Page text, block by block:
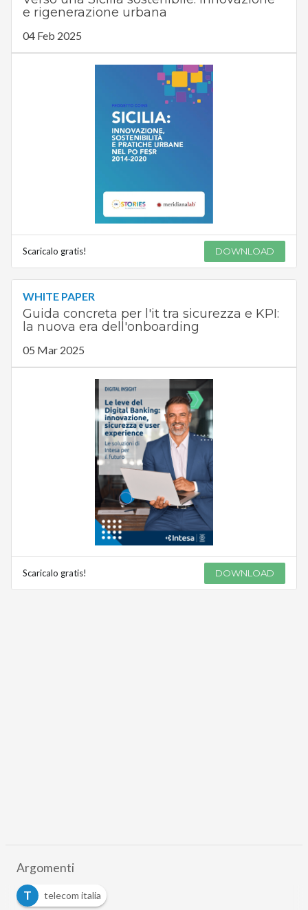
e rigenerazione urbana
04 Feb 2025
Scaricalo gratis! DOWNLOAD
WHITE PAPER
Guida concreta per l'it tra sicurezza e KPI:
la nuova era dell'onboarding
05 Mar 2025
Scaricalo gratis! DOWNLOAD
Argomenti
T
telecom italia